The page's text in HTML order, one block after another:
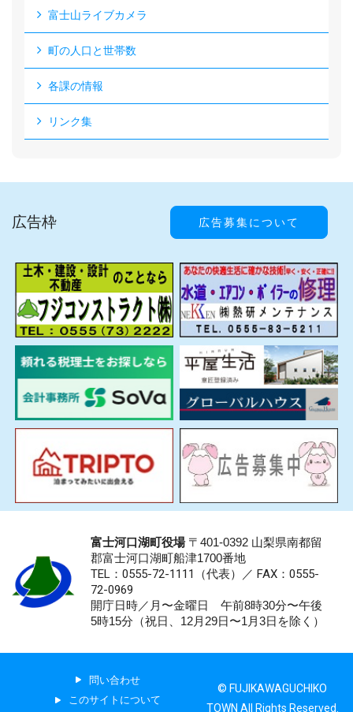
富士山ライブカメラ
町の人口と世帯数
各課の情報
リンク集
広告枠 広告募集について
富士河口湖町役場〒401-0392 山梨県南都留
郡富士河口湖町船津1700番地
TEL：0555-72-1111 （代表）／ FAX：0555-
72-0969
開庁日時／月〜金曜日 午前8時30分〜午後
5時15分（祝日、12月29日〜1月3日を除く）
問い合わせ
このサイトについて
© FUJIKAWAGUCHIKO
TOWN All Rights Reserved.